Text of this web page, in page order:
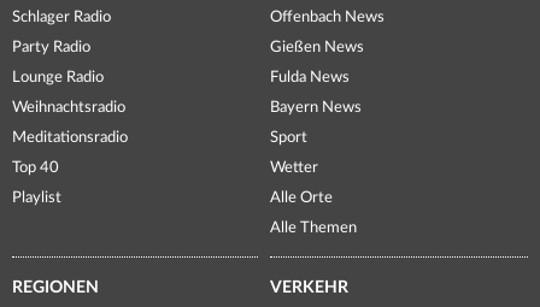
Schlager Radio
Party Radio
Lounge Radio
Weihnachtsradio
Meditationsradio
Top 40
Playlist
Offenbach News
Gießen News
Fulda News
Bayern News
Sport
Wetter
Alle Orte
Alle Themen
REGIONEN VERKEHR